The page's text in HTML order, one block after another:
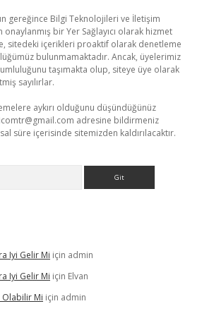
gereğince Bilgi Teknolojileri ve İletişim
onaylanmış bir Yer Sağlayıcı olarak hizmet
sitedeki içerikleri proaktif olarak denetleme
bulunmamaktadır. Ancak, üyelerimiz
taşımakta olup, siteye üye olarak
sayılırlar.
aykırı olduğunu düşündüğünüz
adresine bildirmeniz
süre içerisinde sitemizden kaldırılacaktır.
Iyi Gelir Mi için admin
Iyi Gelir Mi için Elvan
Olabilir Mi için admin